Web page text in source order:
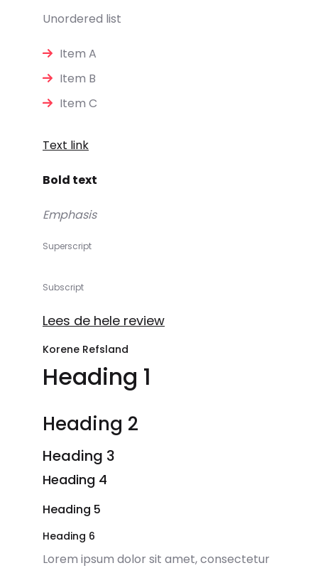
Unordered list
Item A
Item B
Item C
Text link
Bold text
Emphasis
Superscript
Subscript
Lees de hele review
Korene Refsland
Heading 1
Heading 2
Heading 3
Heading 4
Heading 5
Heading 6
Lorem ipsum dolor sit amet, consectetur